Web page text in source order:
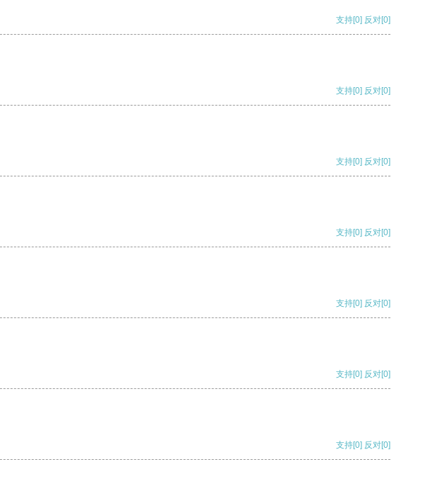
支持[0] 反对[0]
支持[0] 反对[0]
支持[0] 反对[0]
支持[0] 反对[0]
支持[0] 反对[0]
支持[0] 反对[0]
支持[0] 反对[0]